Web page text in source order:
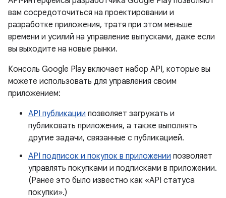
вам сосредоточиться на проектировании и
разработке приложения, тратя при этом меньше
времени и усилий на управление выпусками, даже если
вы выходите на новые рынки.
Консоль Google Play включает набор API, которые вы
можете использовать для управления своим
приложением:
API публикации позволяет загружать и
публиковать приложения, а также выполнять
другие задачи, связанные с публикацией.
API подписок и покупок в приложении позволяет
управлять покупками и подписками в приложении.
(Ранее это было известно как «API статуса
покупки».)